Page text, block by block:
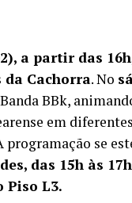
a partir das
da Cachorra. No
BBk,
em
se
das 15h às
Piso L3.